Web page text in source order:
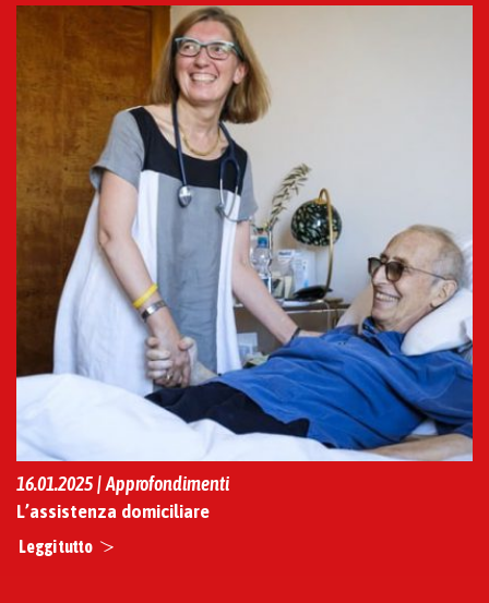
16.01.2025 | Approfondimenti
L’assistenza domiciliare
Leggi tutto